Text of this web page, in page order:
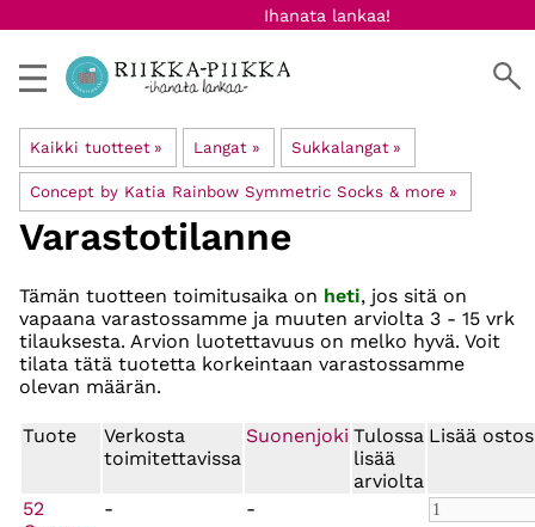
Ihanata lankaa!
Kaikki tuotteet ‪» Langat ‪» Sukkalangat ‪»
Concept by Katia Rainbow Symmetric Socks & more ‪»
Varastotilanne
Tämän tuotteen toimitusaika on heti, jos sitä on
vapaana varastossamme ja muuten arviolta 3 - 15 vrk
tilauksesta. Arvion luotettavuus on melko hyvä. Voit
tilata tätä tuotetta korkeintaan varastossamme
olevan määrän.
Tuote
Verkosta
toimitettavissa
Suonenjoki Tulossa
lisää
arviolta
Lisää
52
- -